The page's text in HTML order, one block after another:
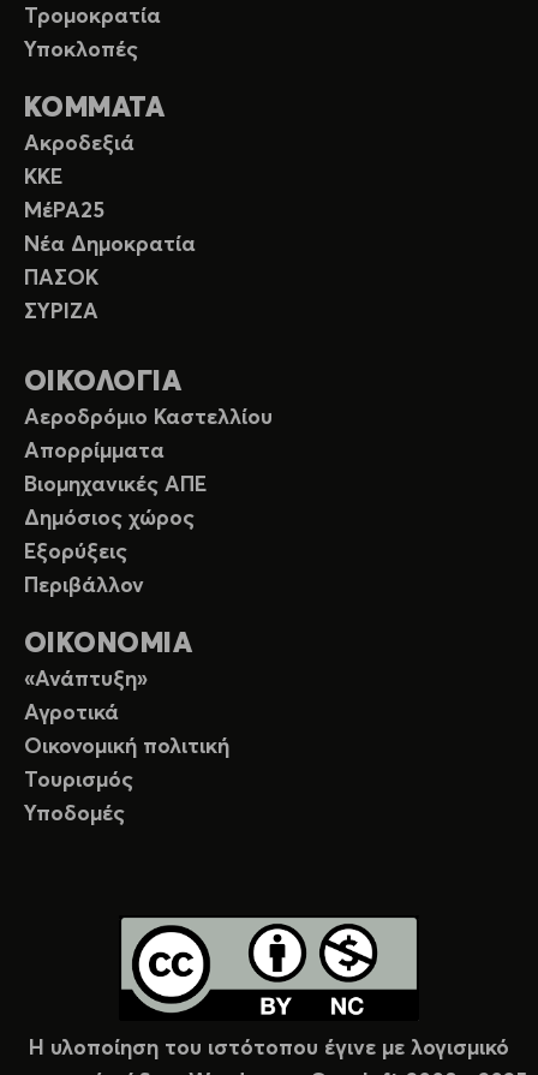
Τρομοκρατία
Υποκλοπές
ΚΟΜΜΑΤΑ
Ακροδεξιά
ΚΚΕ
ΜέΡΑ25
Νέα Δημοκρατία
ΠΑΣΟΚ
ΣΥΡΙΖΑ
ΟΙΚΟΛΟΓΙΑ
Αεροδρόμιο Καστελλίου
Απορρίμματα
Βιομηχανικές ΑΠΕ
Δημόσιος χώρος
Εξορύξεις
Περιβάλλον
ΟΙΚΟΝΟΜΙΑ
«Ανάπτυξη»
Αγροτικά
Οικονομική πολιτική
Τουρισμός
Υποδομές
Η υλοποίηση του ιστότοπου έγινε με λογισμικό